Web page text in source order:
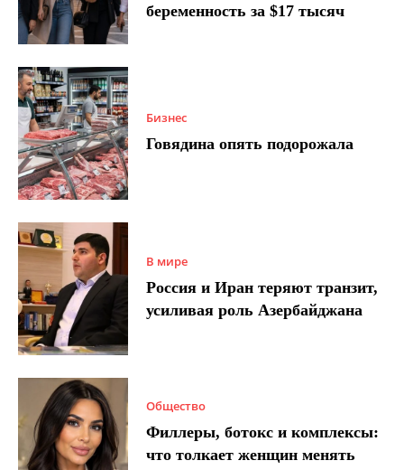
беременность за $17 тысяч
Бизнес
Говядина опять подорожала
В мире
Россия и Иран теряют транзит,
усиливая роль Азербайджана
Общество
Филлеры, ботокс и комплексы:
что толкает женщин менять